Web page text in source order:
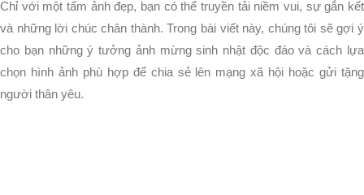
Chỉ với một tấm ảnh đẹp, bạn có thể truyền tải niềm vui, sự gắn kết
và những lời chúc chân thành. Trong bài viết này, chúng tôi sẽ gợi ý
cho bạn những ý tưởng ảnh mừng sinh nhật độc đáo và cách lựa
chọn hình ảnh phù hợp để chia sẻ lên mạng xã hội hoặc gửi tặng
người thân yêu.